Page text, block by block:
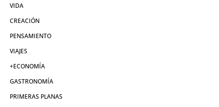
VIDA
CREACIÓN
PENSAMIENTO
VIAJES
+ECONOMÍA
GASTRONOMÍA
PRIMERAS PLANAS